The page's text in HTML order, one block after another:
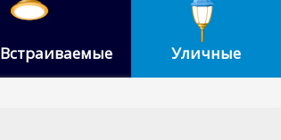
Встраиваемые Уличные